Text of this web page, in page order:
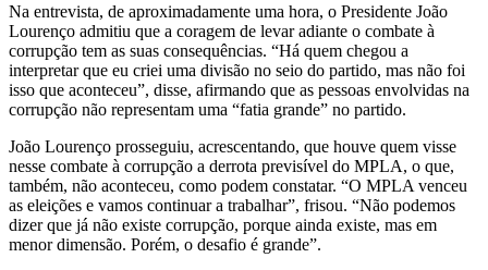
Na entrevista, de aproximadamente uma hora, o Presidente João
Lourenço admitiu que a coragem de levar adiante o combate à
corrupção tem as suas consequências. “Há quem chegou a
interpretar que eu criei uma divisão no seio do partido, mas não foi
isso que aconteceu”, disse, afirmando que as pessoas envolvidas na
corrupção não representam uma “fatia grande” no partido.
João Lourenço prosseguiu, acrescentando, que houve quem visse
nesse combate à corrupção a derrota previsível do MPLA, o que,
também, não aconteceu, como podem constatar. “O MPLA venceu
as eleições e vamos continuar a trabalhar”, frisou. “Não podemos
dizer que já não existe corrupção, porque ainda existe, mas em
menor dimensão. Porém, o desafio é grande”.